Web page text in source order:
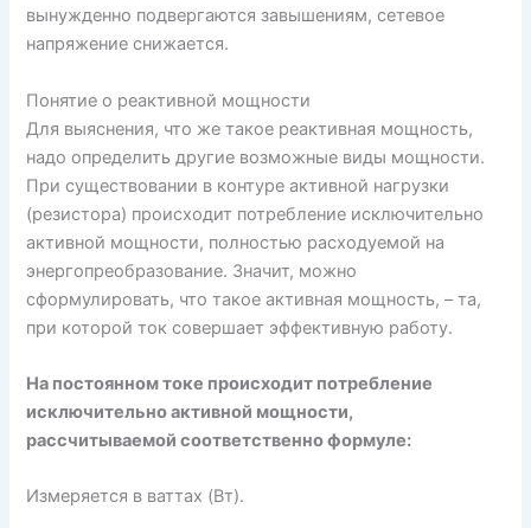
вынужденно подвергаются завышениям, сетевое
напряжение снижается.
Понятие о реактивной мощности
Для выяснения, что же такое реактивная мощность,
надо определить другие возможные виды мощности.
При существовании в контуре активной нагрузки
(резистора) происходит потребление исключительно
активной мощности, полностью расходуемой на
энергопреобразование. Значит, можно
сформулировать, что такое активная мощность, – та,
при которой ток совершает эффективную работу.
На постоянном токе происходит потребление
исключительно активной мощности,
рассчитываемой соответственно формуле:
Измеряется в ваттах (Вт).